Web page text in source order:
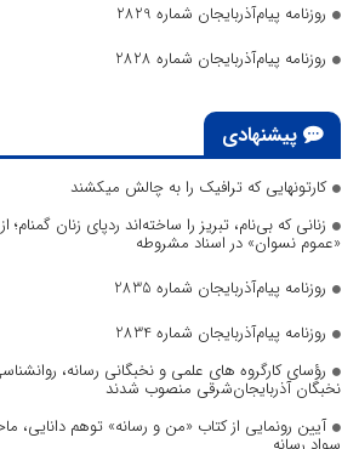
روزنامه پیام‌آذربایجان شماره 2829
روزنامه پیام‌آذربایجان شماره 2828
پیشنهادی
کارتونهایی که ترافیک را به چالش میکشند
زنانی که بی‌نام، تبریز را ساخته‌اند ردپای زنان گمنام؛
«عموم نسوان» در اسناد مشروطه
روزنامه پیام‌آذربایجان شماره 2835
روزنامه پیام‌آذربایجان شماره 2834
رؤسای کارگروه های علمی و نخبگانی رسانه،
نخبگان آذربایجان‌شرقی منصوب شدند
آیین رونمایی از کتاب «من و رسانه» توهم دانایی،